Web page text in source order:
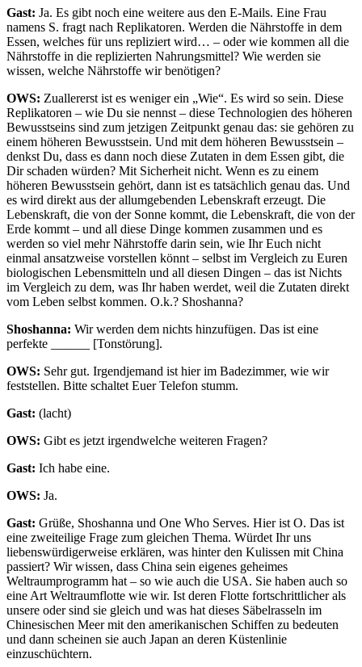
Gast: Ja. Es gibt noch eine weitere aus den E-Mails. Eine Frau
namens S. fragt nach Replikatoren. Werden die Nährstoffe in dem
Essen, welches für uns repliziert wird… – oder wie kommen all die
Nährstoffe in die replizierten Nahrungsmittel? Wie werden sie
wissen, welche Nährstoffe wir benötigen?
OWS: Zuallererst ist es weniger ein „Wie“. Es wird so sein. Diese
Replikatoren – wie Du sie nennst – diese Technologien des höheren
Bewusstseins sind zum jetzigen Zeitpunkt genau das: sie gehören zu
einem höheren Bewusstsein. Und mit dem höheren Bewusstsein –
denkst Du, dass es dann noch diese Zutaten in dem Essen gibt, die
Dir schaden würden? Mit Sicherheit nicht. Wenn es zu einem
höheren Bewusstsein gehört, dann ist es tatsächlich genau das. Und
es wird direkt aus der allumgebenden Lebenskraft erzeugt. Die
Lebenskraft, die von der Sonne kommt, die Lebenskraft, die von der
Erde kommt – und all diese Dinge kommen zusammen und es
werden so viel mehr Nährstoffe darin sein, wie Ihr Euch nicht
einmal ansatzweise vorstellen könnt – selbst im Vergleich zu Euren
biologischen Lebensmitteln und all diesen Dingen – das ist Nichts
im Vergleich zu dem, was Ihr haben werdet, weil die Zutaten direkt
vom Leben selbst kommen. O.k.? Shoshanna?
Shoshanna: Wir werden dem nichts hinzufügen. Das ist eine
perfekte ______ [Tonstörung].
OWS: Sehr gut. Irgendjemand ist hier im Badezimmer, wie wir
feststellen. Bitte schaltet Euer Telefon stumm.
Gast: (lacht)
OWS: Gibt es jetzt irgendwelche weiteren Fragen?
Gast: Ich habe eine.
OWS: Ja.
Gast: Grüße, Shoshanna und One Who Serves. Hier ist O. Das ist
eine zweiteilige Frage zum gleichen Thema. Würdet Ihr uns
liebenswürdigerweise erklären, was hinter den Kulissen mit China
passiert? Wir wissen, dass China sein eigenes geheimes
Weltraumprogramm hat – so wie auch die USA. Sie haben auch so
eine Art Weltraumflotte wie wir. Ist deren Flotte fortschrittlicher als
unsere oder sind sie gleich und was hat dieses Säbelrasseln im
Chinesischen Meer mit den amerikanischen Schiffen zu bedeuten
und dann scheinen sie auch Japan an deren Küstenlinie
einzuschüchtern.